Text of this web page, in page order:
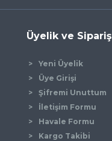
Gönder
Üyelik ve Sipariş
Yeni Üyelik
Üye Girişi
Şifremi Unuttum
İletişim Formu
Havale Formu
Kargo Takibi